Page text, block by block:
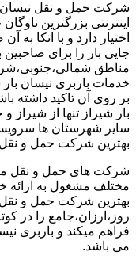
شرکت حمل و نقل نیسان
اینترنتی بزرگترین
اختیار دارد و با اتکا
جایی بار را برای
مناطق
خدمات باربری نیسان بار
بر روی آن تاکید داشته
بار شیراز تنها از
سایر شهرستان ها
بهترین شرکت حمل و
شرکت های حمل و نقل
مختلف مشغول به ارائه
بهترین شرکت حمل و
روز،ارزان،جامع را در
فراهم میکند و باربری
می باشد.